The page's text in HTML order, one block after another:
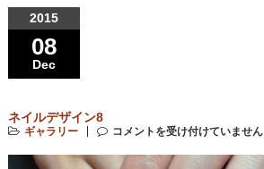
2015
08
Dec
ネイルデザイン8
ギャラリー コメントを受け付けていません